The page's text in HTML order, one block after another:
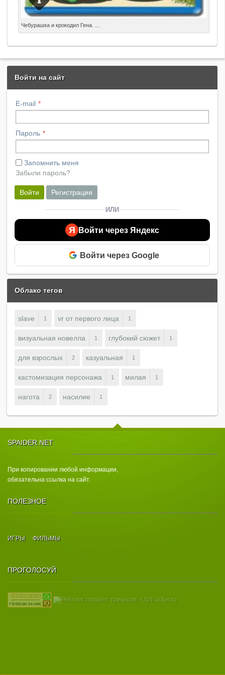
Информация о фильмеГод выхода: 1967, 1969, 1972,
1974, 1983Жанр: мультфильм, короткометражка,
Чебурашка и крокодил Гена. ...
Войти на сайт
E-mail
Пароль
Запомнить меня
Забыли пароль?
Войти Регистрация
ИЛИ
Я Войти через Яндекс
Войти через Google
Облако тегов
slave 1 vr от первого лица 1
визуальная новелла 1 глубокий сюжет 1
для взрослых 2 казуальная 1
кастомизация персонажа 1 милая 1
нагота 2 насилие 1
SPAIDER.NET
При копировании любой информации,
обязательна ссылка на сайт.
ПОЛЕЗНОЕ
ИГРЫ ФИЛЬМЫ
ПРОГОЛОСУЙ